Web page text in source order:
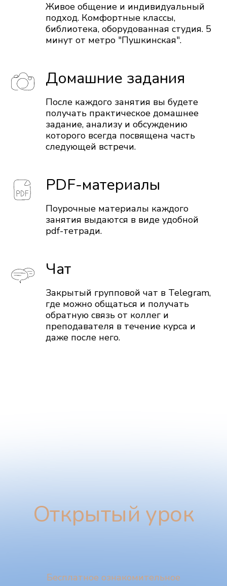
Живое общение и индивидуальный
подход. Комфортные классы,
библиотека, оборудованная студия. 5
минут от метро "Пушкинская".
Домашние задания
После каждого занятия вы будете
получать практическое домашнее
задание, анализу и обсуждению
которого всегда посвящена часть
следующей встречи.
PDF-материалы
Поурочные материалы каждого
занятия выдаются в виде удобной
pdf-тетради.
Чат
Закрытый групповой чат в Telegram,
где можно общаться и получать
обратную связь от коллег и
преподавателя в течение курса и
даже после него.
Бесплатное ознакомительное
Открытый урок